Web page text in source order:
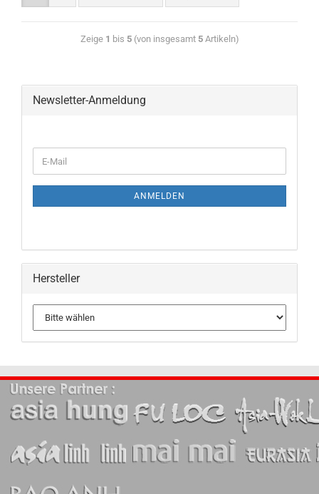
Zeige 1 bis 5(von insgesamt 5Artikeln)
Newsletter-Anmeldung
ANMELDEN
Hersteller